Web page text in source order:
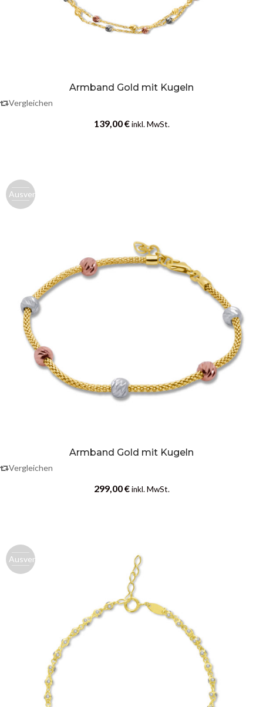
Armband Gold mit Kugeln
Vergleichen
139,00€ inkl. MwSt.
Ausverk.
Armband Gold mit Kugeln
Vergleichen
299,00€ inkl. MwSt.
Ausverk.